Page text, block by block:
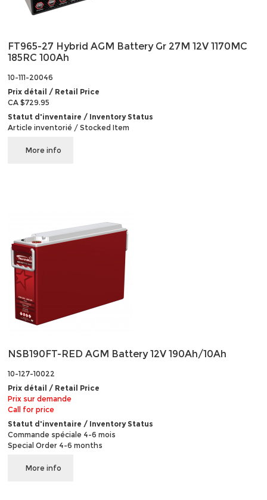
FT965-27 Hybrid AGM Battery Gr 27M 12V 1170MC
185RC 100Ah
10-111-20046
Prix détail / Retail Price
CA $729.95
Statut d'inventaire / Inventory Status
Article inventorié / Stocked Item
More info
NSB190FT-RED AGM Battery 12V 190Ah/10Ah
10-127-10022
Prix détail / Retail Price
Prix sur demande
Call for price
Statut d'inventaire / Inventory Status
Commande spéciale 4-6 mois
Special Order 4-6 months
More info